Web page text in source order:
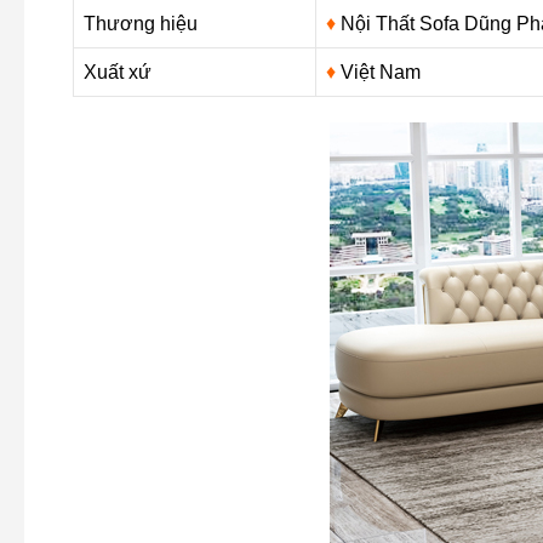
Thương hiệu ♦ Nội Thất Sofa Dũng
Xuất xứ ♦ Việt Nam